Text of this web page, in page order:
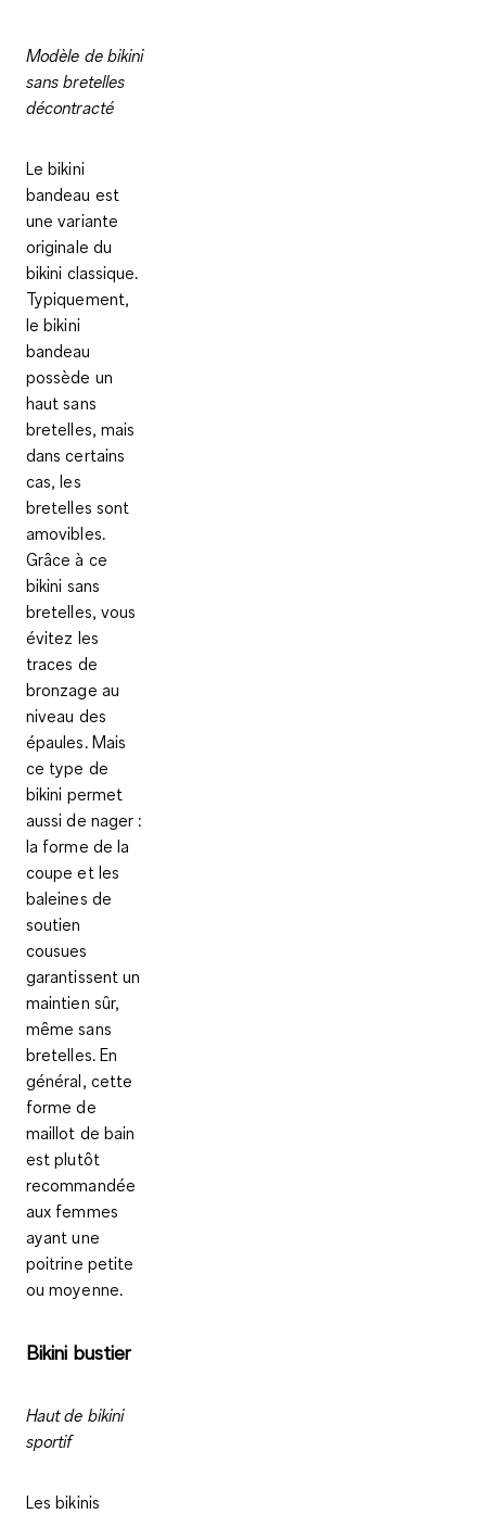
Modèle de bikini
sans bretelles
décontracté
Le bikini
bandeau est
une variante
originale du
bikini classique.
Typiquement,
le bikini
bandeau
possède un
haut sans
bretelles, mais
dans certains
cas, les
bretelles sont
amovibles.
Grâce à ce
bikini sans
bretelles, vous
évitez les
traces de
bronzage au
niveau des
épaules. Mais
ce type de
bikini permet
aussi de nager :
la forme de la
coupe et les
baleines de
soutien
cousues
garantissent un
maintien sûr,
même sans
bretelles. En
général, cette
forme de
maillot de bain
est plutôt
recommandée
aux femmes
ayant une
poitrine petite
ou moyenne.
Bikini bustier
Haut de bikini
sportif
Lesbikinis